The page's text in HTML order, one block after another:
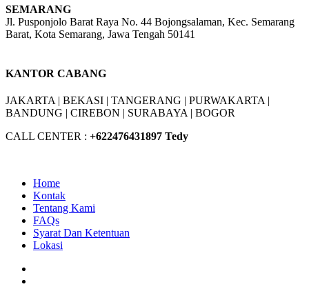
SEMARANG
Jl. Pusponjolo Barat Raya No. 44 Bojongsalaman, Kec. Semarang
Barat, Kota Semarang, Jawa Tengah 50141
KANTOR CABANG
JAKARTA | BEKASI | TANGERANG | PURWAKARTA |
BANDUNG | CIREBON | SURABAYA | BOGOR
CALL CENTER : +622476431897 Tedy
Home
Kontak
Tentang Kami
FAQs
Syarat Dan Ketentuan
Lokasi